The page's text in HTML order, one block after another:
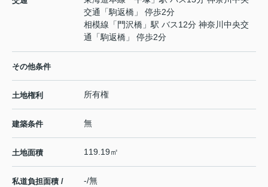
交通「駒返橋」 停歩2分
相模線 「 門沢橋 」駅 バス12分 神奈川中央交
通「駒返橋」 停歩2分
その他条件
土地権利 所有権
建築条件 無
土地面積 119.19㎡
私道負担面積 /
-/無